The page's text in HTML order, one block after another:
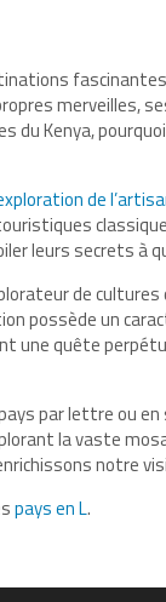
fascinantes,
merveilles,
du Kenya,
de
leurs secrets à
de cultures
possède un
une quête
par lettre ou
la vaste
notre
pays en L.